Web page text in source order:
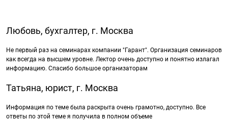
Любовь, бухгалтер, г. Москва
Не первый раз на семинарах компании "Гарант". Организация семинаров
как всегда на высшем уровне. Лектор очень доступно и понятно излагал
информацию. Спасибо большое организаторам
Татьяна, юрист, г. Москва
Информация по теме была раскрыта очень грамотно, доступно. Все
ответы по этой теме я получила в полном объеме